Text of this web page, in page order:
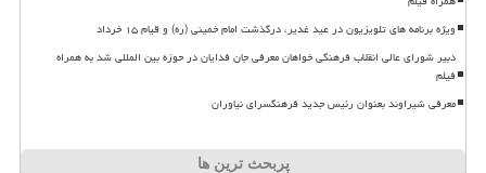
ویژه برنامه های تلویزیون در عید غدیر، درگذشت امام خمینی (ره) و قیام ۱۵ خرداد
دبیر شورای عالی انقلاب فرهنگی خواهان معرفی جان فدایان در حوزه بین المللی شد به همراه
فیلم
معرفی شیراوند بعنوان رئیس جدید فرهنگسرای نیاوران
پربحث ترین ها